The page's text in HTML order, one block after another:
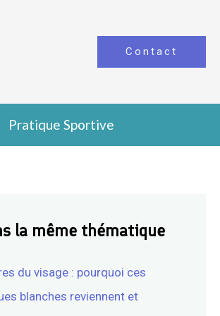
Contact
Pratique Sportive
la même thématique
du visage : pourquoi ces
blanches reviennent et